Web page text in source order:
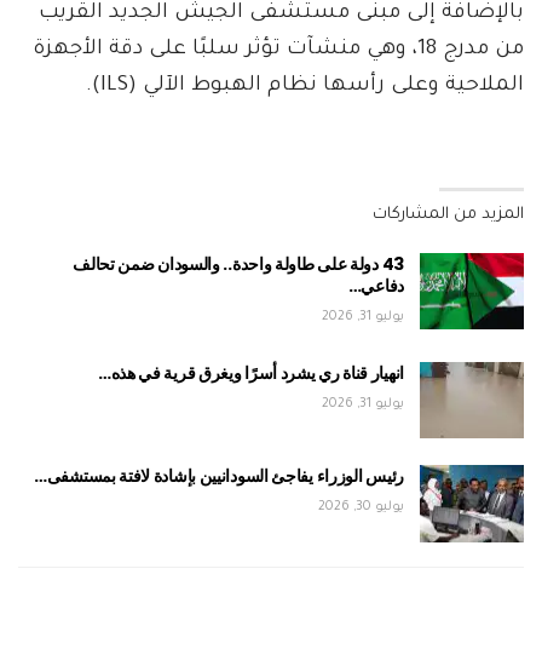
بالإضافة إلى مبنى مستشفى الجيش الجديد القريب
من مدرج 18، وهي منشآت تؤثر سلبًا على دقة الأجهزة
الملاحية وعلى رأسها نظام الهبوط الآلي (ILS).
المزيد من المشاركات
43 دولة على طاولة واحدة.. والسودان ضمن تحالف
دفاعي…
يوليو 31, 2026
انهيار قناة ري يشرد أسرًا ويغرق قرية في هذه…
يوليو 31, 2026
رئيس الوزراء يفاجئ السودانيين بإشادة لافتة بمستشفى…
يوليو 30, 2026